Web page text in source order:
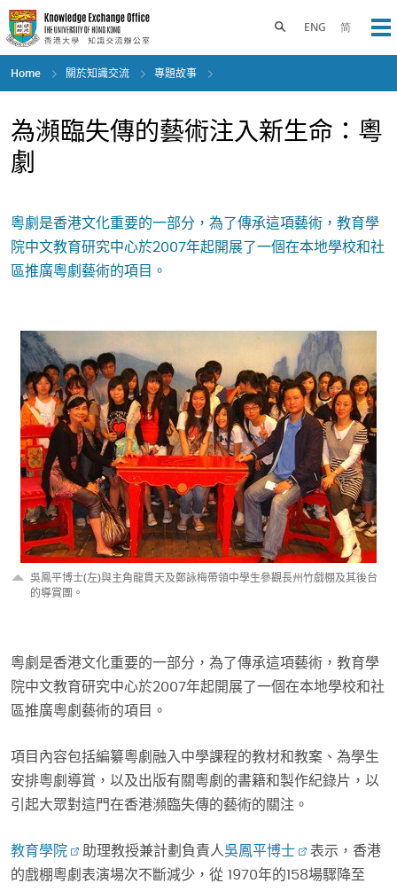
Skip
to
main
content
ENG 简
Toggle search panel
Home 關於知識交流 專題故事
為瀕臨失傳的藝術注入新生命：粵
劇
粵劇是香港文化重要的一部分，為了傳承這項藝術，教育學
院中文教育研究中心於2007年起開展了一個在本地學校和社
區推廣粵劇藝術的項目。
吳鳳平博士(左)與主角龍貫天及鄭詠梅帶領中學生參觀長州竹戲棚及其後台
的導賞團。
粵劇是香港文化重要的一部分，為了傳承這項藝術，教育學
院中文教育研究中心於2007年起開展了一個在本地學校和社
區推廣粵劇藝術的項目。
項目內容包括編纂粵劇融入中學課程的教材和教案、為學生
安排粵劇導賞，以及出版有關粵劇的書籍和製作紀錄片，以
引起大眾對這門在香港瀕臨失傳的藝術的關注。
教育學院 助理教授兼計劃負責人吳鳳平博士
表示，香港
的戲棚粵劇表演場次不斷減少，從 1970年的158場驟降至